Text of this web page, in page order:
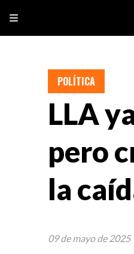
LLA
pero
la
POLÍTICA
09 de mayo de 2025